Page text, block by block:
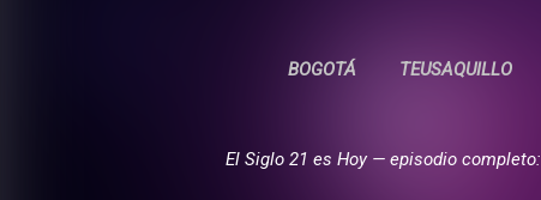
BOGOTÁ TEUSAQUILLO
El Siglo 21 es Hoy — episodio completo: